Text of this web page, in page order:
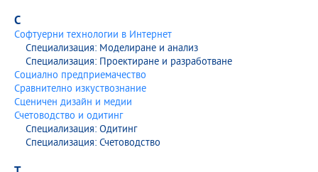
С
Софтуерни технологии в Интернет
Специализация: Моделиране и анализ
Специализация: Проектиране и разработване
Социално предприемачество
Сравнително изкуствознание
Сценичен дизайн и медии
Счетоводство и одитинг
Специализация: Одитинг
Специализация: Счетоводство